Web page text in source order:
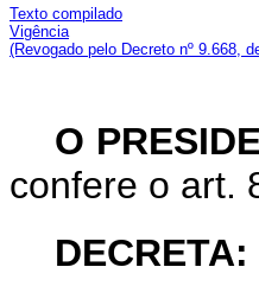
Texto compilado
Vigência
(Revogado pelo Decreto nº 9.668,
O
confere o art.
DECRETA: